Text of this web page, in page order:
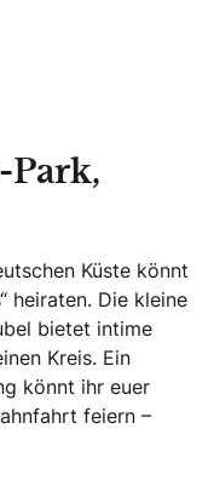
Park,
Küste könnt
heiraten. Die kleine
bietet intime
Kreis. Ein
könnt ihr euer
feiern –